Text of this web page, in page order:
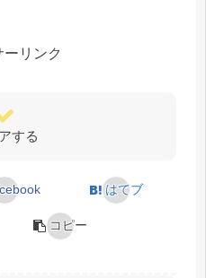
ーリンク
する
はてブ
コピー